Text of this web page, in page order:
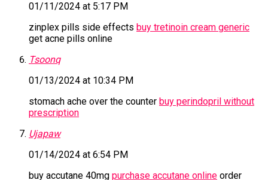
01/11/2024 at 5:17 PM
zinplex pills side effects buy tretinoin cream generic
get acne pills online
Tsoonq
01/13/2024 at 10:34 PM
stomach ache over the counter buy perindopril without
prescription
Ujapaw
01/14/2024 at 6:54 PM
buy accutane 40mg purchase accutane online order